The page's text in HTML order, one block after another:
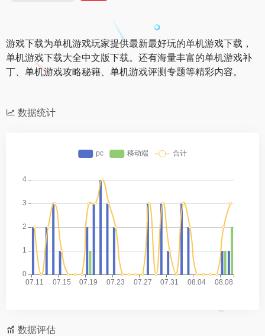
游戏下载为单机游戏玩家提供最新最好玩的单机游戏下载，
单机游戏下载大全中文版下载。还有海量丰富的单机游戏补
丁、单机游戏攻略秘籍、单机游戏评测专题等精彩内容。
数据统计
数据评估